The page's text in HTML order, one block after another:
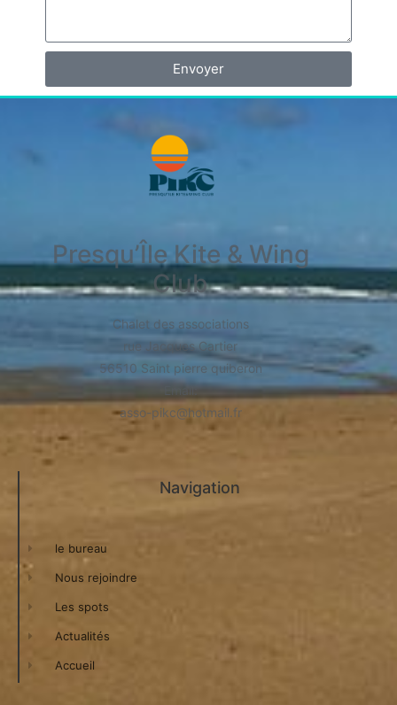
Envoyer
Presqu’Île Kite & Wing
Club
Chalet des associations
rue Jacques Cartier
56510 Saint pierre quiberon
​Email:
asso-pikc@hotmail.fr
Navigation
le bureau
Nous rejoindre
Les spots
Actualités
Accueil